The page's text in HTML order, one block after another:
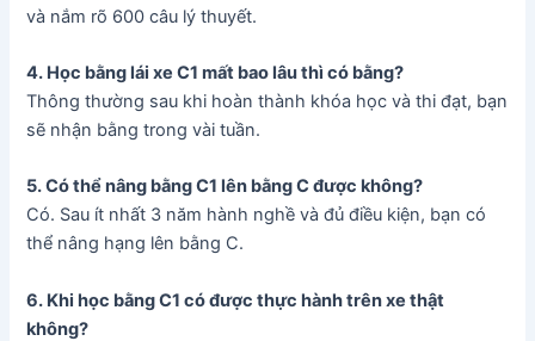
và nắm rõ 600 câu lý thuyết.
4. Học bằng lái xe C1 mất bao lâu thì có bằng?
Thông thường sau khi hoàn thành khóa học và thi đạt, bạn
sẽ nhận bằng trong vài tuần.
5. Có thể nâng bằng C1 lên bằng C được không?
Có. Sau ít nhất 3 năm hành nghề và đủ điều kiện, bạn có
thể nâng hạng lên bằng C.
6. Khi học bằng C1 có được thực hành trên xe thật
không?